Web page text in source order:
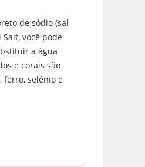
de sódio (sal
Salt, você pode
a água
e corais são
ferro, selênio e